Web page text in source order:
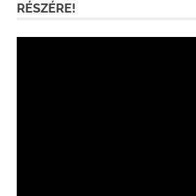
RÉSZÉRE!